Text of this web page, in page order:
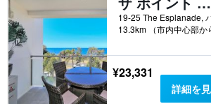
13.3km （市内中心部か
¥23,331
詳細を